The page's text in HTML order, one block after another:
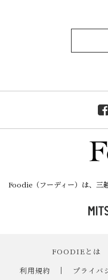
Foodie（フーディー）は、三
FOODIEとは
利用規約 ｜ プライバ